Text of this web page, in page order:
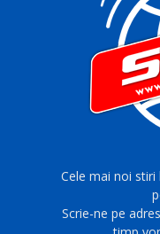
Cele mai noi stiri
Scrie-ne pe